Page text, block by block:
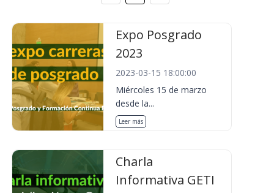
Expo Posgrado
2023
2023-03-15 18:00:00
Miércoles 15 de marzo
desde la...
Leer más
Charla
Informativa GETI